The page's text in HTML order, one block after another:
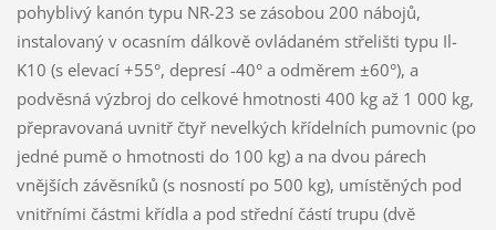
pohyblivý kanón typu NR-23 se zásobou 200 nábojů,
instalovaný v ocasním dálkově ovládaném střelišti typu Il-
K10 (s elevací +55°, depresí -40° a odměrem ±60°), a
podvěsná výzbroj do celkové hmotnosti 400 kg až 1 000 kg,
přepravovaná uvnitř čtyř nevelkých křídelních pumovnic (po
jedné pumě o hmotnosti do 100 kg) a na dvou párech
vnějších závěsníků (s nosností po 500 kg), umístěných pod
vnitřními částmi křídla a pod střední částí trupu (dvě